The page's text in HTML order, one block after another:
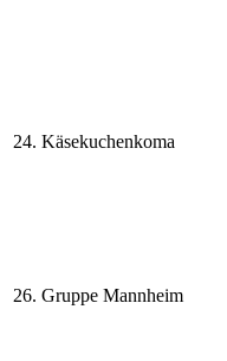
24. Käsekuchenkoma
26. Gruppe Mannheim